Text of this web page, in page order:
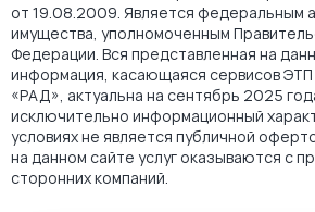
от 19.08.2009. Является федеральным
имущества, уполномоченным
Федерации. Вся представленная на
информация, касающаяся сервисов ЭТП
«РАД», актуальна на сентябрь 2025
исключительно информационный
условиях не является публичной
на данном сайте услуг оказываются с
сторонних компаний.